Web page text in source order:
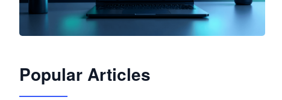
JimoClaw 桌面 AI Agent 工作台
Popular Articles